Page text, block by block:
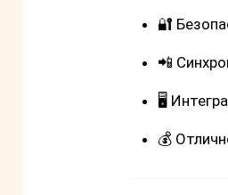
🔐
📲
🖥
💰